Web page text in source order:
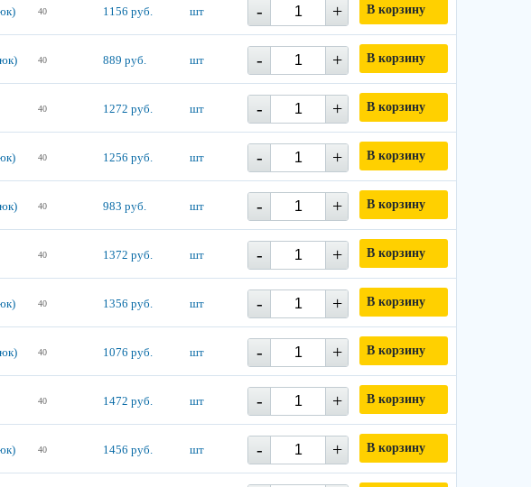
40 1156 руб. шт - + В корзину
40 889 руб. шт - + В корзину
40 1272 руб. шт - + В корзину
40 1256 руб. шт - + В корзину
40 983 руб. шт - + В корзину
40 1372 руб. шт - + В корзину
40 1356 руб. шт - + В корзину
40 1076 руб. шт - + В корзину
40 1472 руб. шт - + В корзину
40 1456 руб. шт - + В корзину